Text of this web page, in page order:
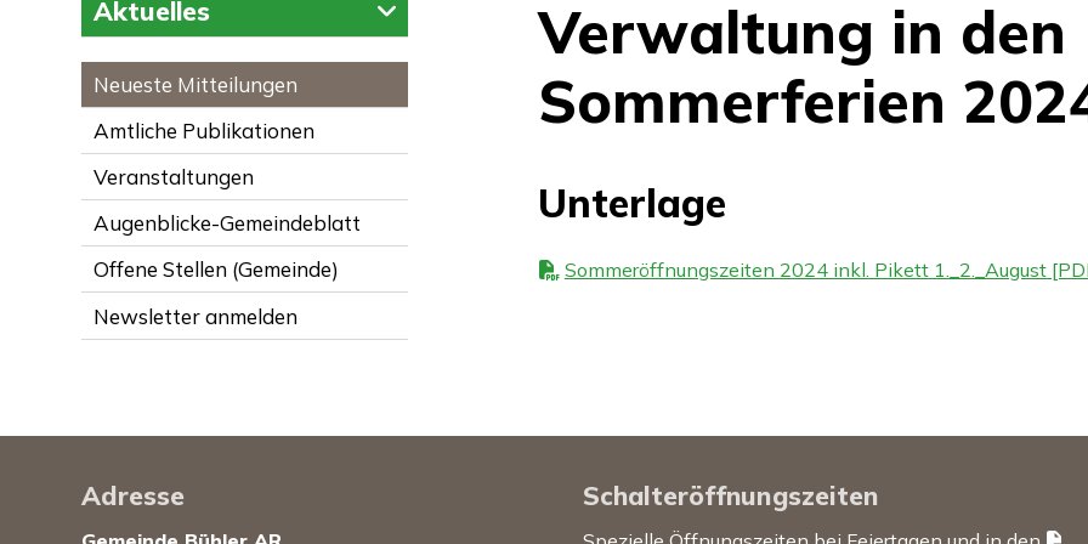
Aktuelles
Neueste Mitteilungen
Amtliche Publikationen
Veranstaltungen
Augenblicke-Gemeindeblatt
Offene Stellen (Gemeinde)
Newsletter anmelden
Verwaltung in den
Sommerferien
Unterlage
Sommeröffnungszeiten 2024 inkl. Pikett 1._2._August
Footer
Adresse Schalteröffnungszeiten